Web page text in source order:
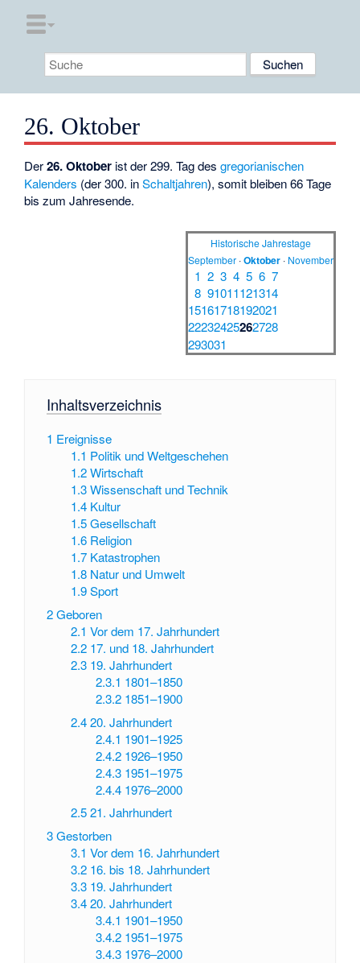
26. Oktober
Der26. Oktober ist der 299. Tag desgregorianischen
Kalenders (der 300. inSchaltjahren), somit bleiben 66 Tage
bis zum Jahresende.
Historische Jahrestage
September·Oktober· November
1 2 3 4 5 6 7
8 91011121314
15161718192021
22232425262728
293031
Inhaltsverzeichnis
1 Ereignisse
1.1 Politik und Weltgeschehen
1.2 Wirtschaft
1.3 Wissenschaft und Technik
1.4 Kultur
1.5 Gesellschaft
1.6 Religion
1.7 Katastrophen
1.8 Natur und Umwelt
1.9 Sport
2Geboren
2.1 Vor dem 17. Jahrhundert
2.2 17. und 18. Jahrhundert
2.3 19. Jahrhundert
2.3.1 1801–1850
2.3.2 1851–1900
2.4 20. Jahrhundert
2.4.1 1901–1925
2.4.2 1926–1950
2.4.3 1951–1975
2.4.4 1976–2000
2.5 21. Jahrhundert
3Gestorben
3.1 Vor dem 16. Jahrhundert
3.2 16. bis 18. Jahrhundert
3.3 19. Jahrhundert
3.4 20. Jahrhundert
3.4.1 1901–1950
3.4.2 1951–1975
3.4.3 1976–2000